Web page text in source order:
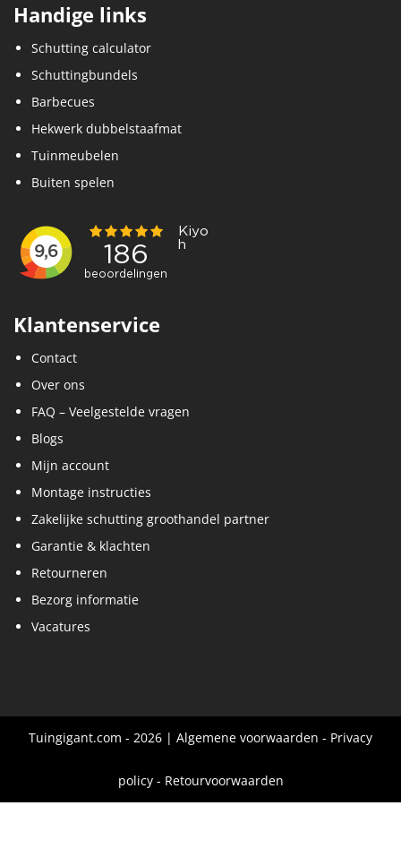
Handige links
Schutting calculator
Schuttingbundels
Barbecues
Hekwerk dubbelstaafmat
Tuinmeubelen
Buiten spelen
Klantenservice
Contact
Over ons
FAQ – Veelgestelde vragen
Blogs
Mijn account
Montage instructies
Zakelijke schutting groothandel partner
Garantie & klachten
Retourneren
Bezorg informatie
Vacatures
Tuingigant.com - 2026 | Algemene voorwaarden - Privacy
policy- Retourvoorwaarden